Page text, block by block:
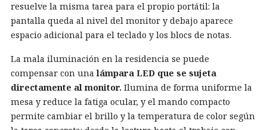
resuelve la misma tarea para el propio portátil: la
pantalla queda al nivel del monitor y debajo aparece
espacio adicional para el teclado y los blocs de notas.
La mala iluminación en la residencia se puede
compensar con unalámpara LED que se sujeta
directamente al monitor. Ilumina de forma uniforme la
mesa y reduce la fatiga ocular, y el mando compacto
permite cambiar el brillo y la temperatura de color según